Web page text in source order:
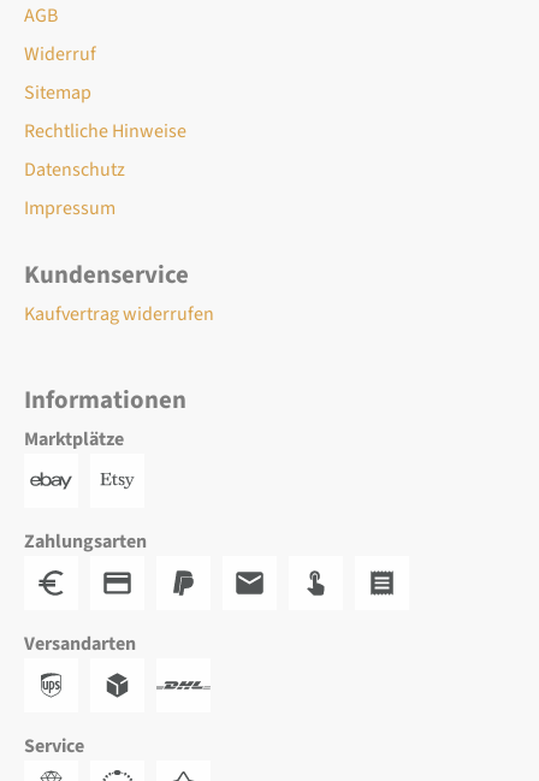
AGB
Widerruf
Sitemap
Rechtliche Hinweise
Datenschutz
Impressum
Kundenservice
Kaufvertrag widerrufen
Informationen
Marktplätze
Zahlungsarten
Versandarten
Service